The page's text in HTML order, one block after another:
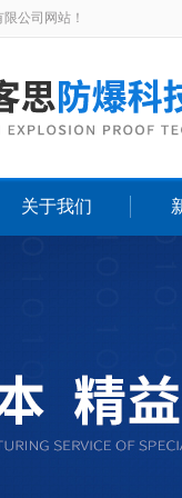
公司网站！
关于我们